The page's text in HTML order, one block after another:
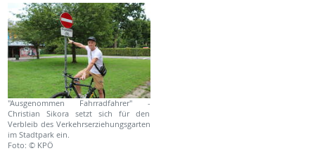
"Ausgenommen Fahrradfahrer" -
Christian Sikora setzt sich für den
Verbleib des Verkehrserziehungsgarten
im Stadtpark ein.
Foto: © KPÖ